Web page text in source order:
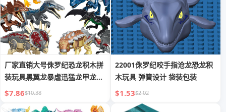
厂家直销大号侏罗纪恐龙积木拼
装玩具黑翼龙暴虐迅猛龙甲龙出
口
$7.86$10.38
22001侏罗纪咬手指沧龙恐龙积
木玩具 弹簧设计 袋装包装
$1.53$2.02